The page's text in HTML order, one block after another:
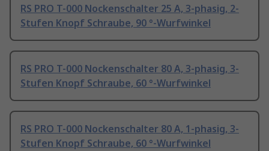
RS PRO T-000 Nockenschalter 25 A, 3-phasig, 2-
Stufen Knopf Schraube, 90 °-Wurfwinkel
RS PRO T-000 Nockenschalter 80 A, 3-phasig, 3-
Stufen Knopf Schraube, 60 °-Wurfwinkel
RS PRO T-000 Nockenschalter 80 A, 1-phasig, 3-
Stufen Knopf Schraube, 60 °-Wurfwinkel